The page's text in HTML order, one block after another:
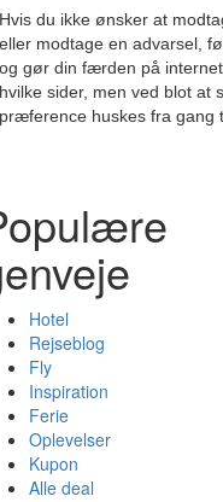
Hvis du ikke ønsker at
eller modtage en advarsel,
og gør din færden på
hvilke sider, men ved blot at
præference huskes fra gang
Hotel
Rejseblog
Fly
Inspiration
Ferie
Oplevelser
Kupon
Alle deal